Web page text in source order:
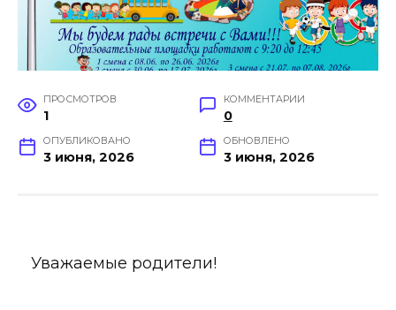
ПРОСМОТРОВ
1
КОММЕНТАРИИ
0
ОПУБЛИКОВАНО
3 июня, 2026
ОБНОВЛЕНО
3 июня, 2026
Уважаемые родители!